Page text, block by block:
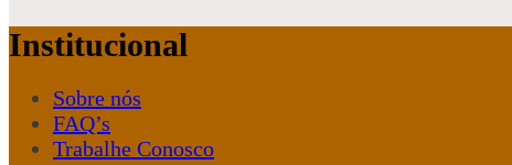
Institucional
Sobre nós
FAQ’s
Trabalhe Conosco